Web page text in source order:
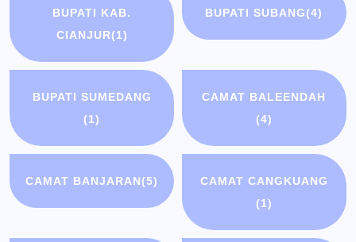
BUPATI KAB.
CIANJUR(1)
BUPATI SUBANG(4)
BUPATI SUMEDANG
(1)
CAMAT BALEENDAH
(4)
CAMAT BANJARAN(5)
CAMAT CANGKUANG
(1)